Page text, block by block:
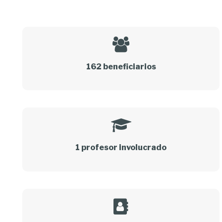
162 beneficiarios
1 profesor involucrado